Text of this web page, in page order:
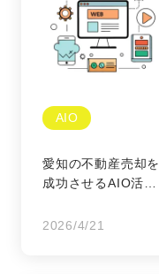
AIO
愛知の不動産売却を
成功させるAIO活用
2026/4/21